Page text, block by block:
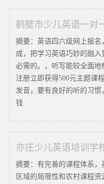
鹤壁市少儿英语一对
摘要：英语四六级网上报
成，把学习英语巧妙的融
必需的。，听写能较全面地
注册立即获得500元主题课
发音，要有良好的听的习
钱
亦庄少儿英语培训学
摘要：有完善的课程体系
区域的局限性和农村课程